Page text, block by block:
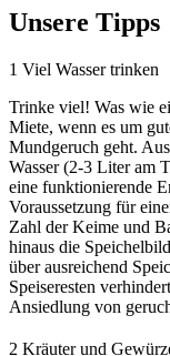
Unsere Tipps
1 Viel Wasser trinken
Trinke viel! Was wie
Miete, wenn es um
Mundgeruch geht.
Wasser (2-3 Liter am
eine funktionierende
Voraussetzung für
Zahl der Keime und
hinaus die
über ausreichend
Speiseresten
Ansiedlung von
2 Kräuter und